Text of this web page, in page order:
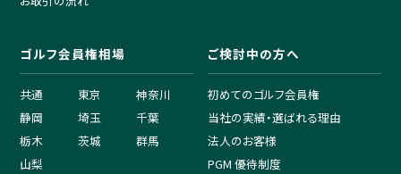
ゴルフ会員権相場
共通 東京
神奈川
静岡
埼玉
千葉
栃木
茨城
群馬
山梨
ご検討中の方へ
初めてのゴルフ会員権
当社の実績・選ばれる理由
法人のお客様
PGM 優待制度